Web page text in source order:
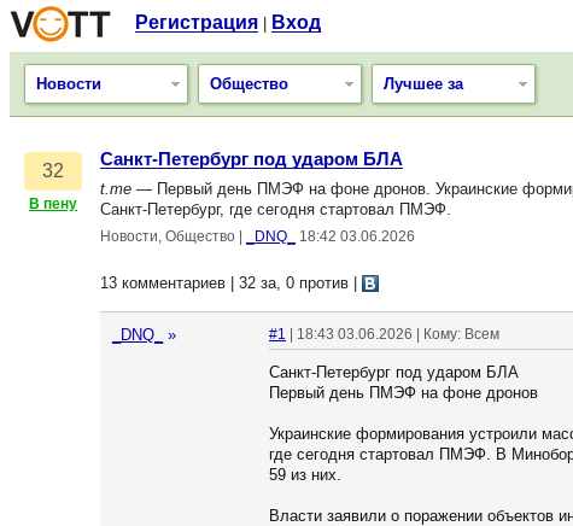
Регистрация Вход
Новости Общество Лучшее за
32
В пену
Санкт-Петербург под ударом БЛА
t.me — Первый день ПМЭФ на фоне дронов. Украинские
Санкт-Петербург, где сегодня стартовал ПМЭФ.
Новости, Общество _DNQ_ 18:42 03.06.2026
13 комментариев | 32 за, 0 против
_DNQ_ » #1 | 18:43 03.06.2026 | Кому: Всем
Санкт-Петербург под ударом БЛА
Первый день ПМЭФ на фоне дронов
Украинские формирования устроили
где сегодня стартовал ПМЭФ. В
59 из них.
Власти заявили о поражении объектов